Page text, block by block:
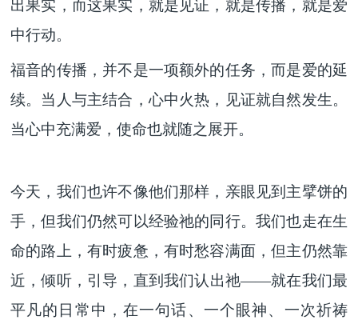
出果实，而这果实，就是见证，就是传播，就是爱
中行动。
福音的传播，并不是一项额外的任务，而是爱的延
续。当人与主结合，心中火热，见证就自然发生。
当心中充满爱，使命也就随之展开。
今天，我们也许不像他们那样，亲眼见到主擘饼的
手，但我们仍然可以经验祂的同行。我们也走在生
命的路上，有时疲惫，有时愁容满面，但主仍然靠
近，倾听，引导，直到我们认出祂——就在我们最
平凡的日常中，在一句话、一个眼神、一次祈祷